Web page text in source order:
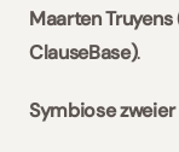
Maarten
ClauseBase).
Symbiose